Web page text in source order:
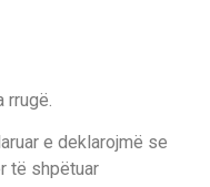
e deklarojmë se
të shpëtuar